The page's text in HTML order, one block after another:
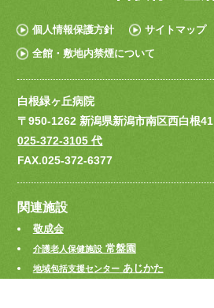
個人情報保護方針 サイトマップ
全館・敷地内禁煙について
白根緑ヶ丘病院
〒950-1262 新潟県新潟市南区西白根41
025-372-3105 代
FAX.025-372-6377
関連施設
敬成会
介護老人保健施設常盤園
地域包括支援センターあじかた